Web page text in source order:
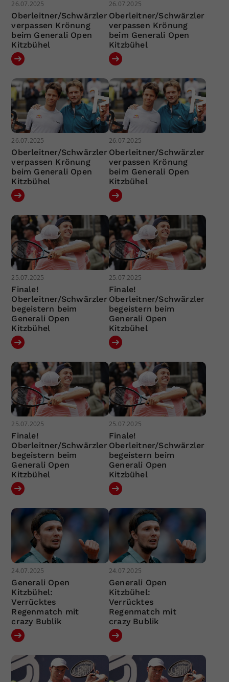
26.07.2025
Oberleitner/Schwärzler
verpassen Krönung
beim Generali Open
Kitzbühel
26.07.2025
Oberleitner/Schwärzler
verpassen Krönung
beim Generali Open
Kitzbühel
26.07.2025
Oberleitner/Schwärzler
verpassen Krönung
beim Generali Open
Kitzbühel
26.07.2025
Oberleitner/Schwärzler
verpassen Krönung
beim Generali Open
Kitzbühel
25.07.2025
Finale!
Oberleitner/Schwärzler
begeistern beim
Generali Open
Kitzbühel
25.07.2025
Finale!
Oberleitner/Schwärzler
begeistern beim
Generali Open
Kitzbühel
25.07.2025
Finale!
Oberleitner/Schwärzler
begeistern beim
Generali Open
Kitzbühel
25.07.2025
Finale!
Oberleitner/Schwärzler
begeistern beim
Generali Open
Kitzbühel
24.07.2025
Generali Open
Kitzbühel:
Verrücktes
Regenmatch mit
crazy Bublik
24.07.2025
Generali Open
Kitzbühel:
Verrücktes
Regenmatch mit
crazy Bublik